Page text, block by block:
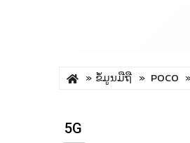
ຂໍ້ມູນມືຖື POCO
5G